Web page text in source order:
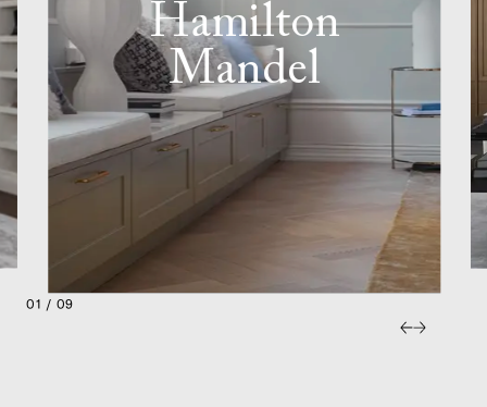
Hamilton
Mandel
01 / 09